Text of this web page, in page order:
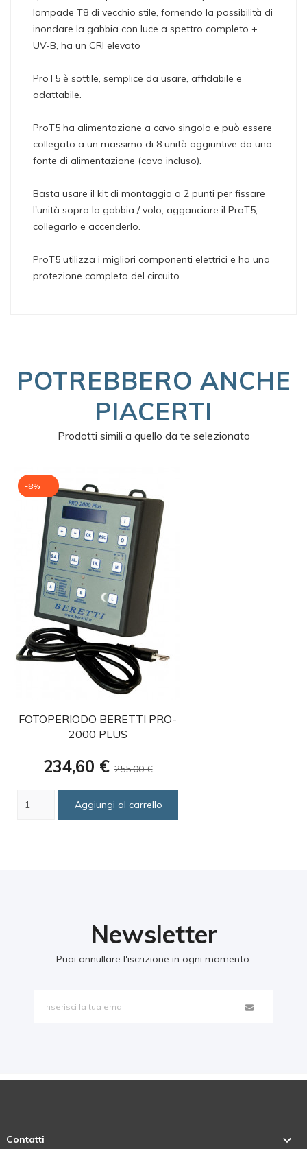
lampade T8 di vecchio stile, fornendo la possibilità di
inondare la gabbia con luce a spettro completo +
UV-B, ha un CRI elevato
ProT5 è sottile, semplice da usare, affidabile e
adattabile.
ProT5 ha alimentazione a cavo singolo e può essere
collegato a un massimo di 8 unità aggiuntive da una
fonte di alimentazione (cavo incluso).
Basta usare il kit di montaggio a 2 punti per fissare
l'unità sopra la gabbia / volo, agganciare il ProT5,
collegarlo e accenderlo.
ProT5 utilizza i migliori componenti elettrici e ha una
protezione completa del circuito
POTREBBERO ANCHE
PIACERTI
Prodotti simili a quello da te selezionato
FOTOPERIODO BERETTI PRO-
2000 PLUS
Prezzo
234,60 € Prezzo
255,00 €
Aggiungi al carrello
-8%
Newsletter
Puoi annullare l'iscrizione in ogni momento.
Contatti 